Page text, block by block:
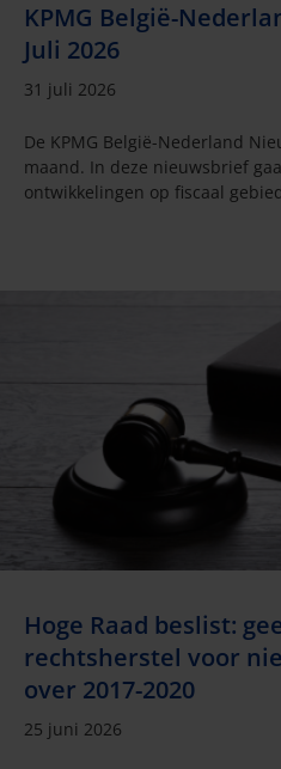
KPMG België-
Juli 2026
31 juli 2026
De KPMG België-Nederland
maand. In deze nieuwsbrief
ontwikkelingen op fiscaal
Hoge Raad beslist:
rechtsherstel voor
over 2017-2020
25 juni 2026